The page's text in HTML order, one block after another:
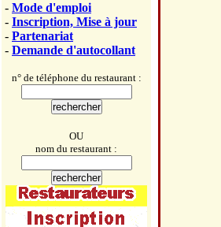
- Mode d'emploi
- Inscription, Mise à jour
- Partenariat
- Demande d'autocollant
n° de téléphone du restaurant :
OU
nom du restaurant :